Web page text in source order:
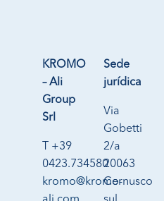
KROMO
– Ali
Group
Srl
T +39
0423.734580
kromo@kromo-
Sede
jurídica
Via
Gobetti
2/a
20063
Cernusco